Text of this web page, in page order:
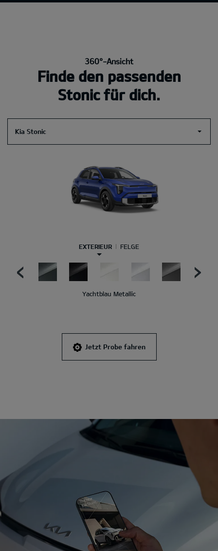
360°-Ansicht
Finde den passenden
Stonic für dich.
Kia Stonic
EXTERIEUR FELGE
Yachtblau Metallic
Jetzt Probe fahren